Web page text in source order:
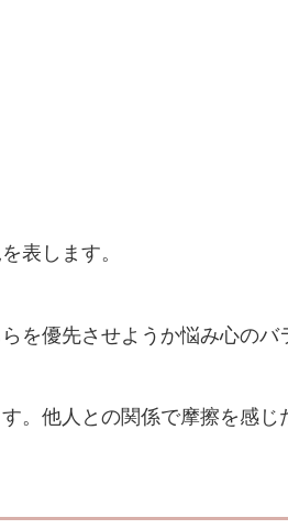
表します。
を優先させようか悩み心のバ
。他人との関係で摩擦を感